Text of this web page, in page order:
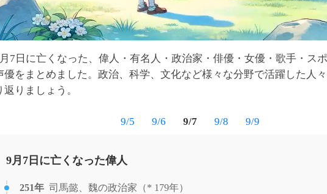
7日に亡くなった、偉人・有名人・政治家・俳優・女優・歌手・ス
優をまとめました。政治、科学、文化など様々な分野で活躍した人
返りましょう。
9/5 9/6 9/7 9/8 9/9
9月7日に亡くなった偉人
251年 司馬懿、魏の政治家（* 179年）